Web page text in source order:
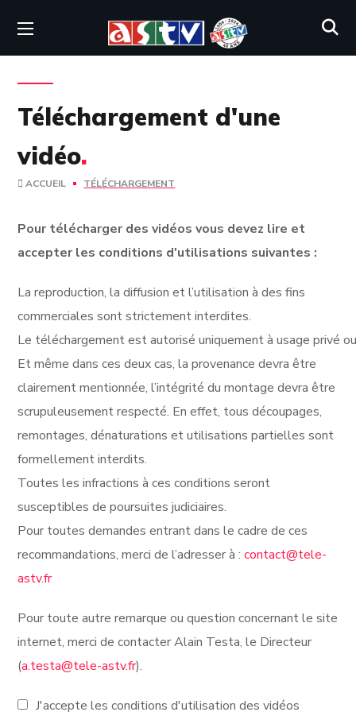
Téléchargement d'une
vidéo.
ACCUEIL TÉLÉCHARGEMENT
Pour télécharger des vidéos vous devez lire et
accepter les conditions d'utilisations suivantes :
La reproduction, la diffusion et l’utilisation à des fins
commerciales sont strictement interdites.
Le téléchargement est autorisé uniquement à usage privé
Et même dans ces deux cas, la provenance devra être
clairement mentionnée, l’intégrité du montage devra être
scrupuleusement respecté. En effet, tous découpages,
remontages, dénaturations et utilisations partielles sont
formellement interdits.
Toutes les infractions à ces conditions seront
susceptibles de poursuites judiciaires.
Pour toutes demandes entrant dans le cadre de ces
recommandations, merci de l’adresser à :contact@tele-
astv.fr
Pour toute autre remarque ou question concernant le site
internet, merci de contacter Alain Testa, le Directeur
(a.testa@tele-astv.fr).
J'accepte les conditions d'utilisation des vidéos